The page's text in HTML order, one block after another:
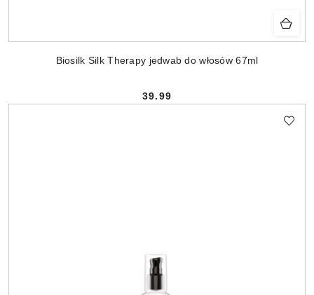
Biosilk Silk Therapy jedwab do włosów 67ml
Cena:
39.99